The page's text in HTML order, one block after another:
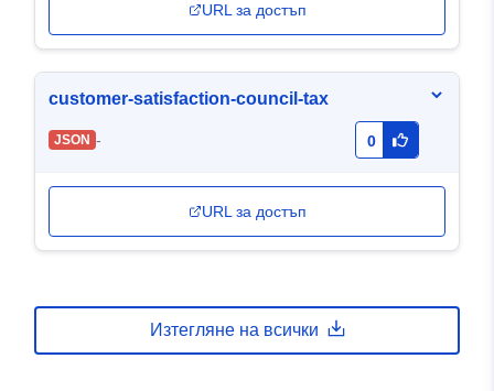
URL за достъп
customer-satisfaction-council-tax
JSON - 0
URL за достъп
Изтегляне на всички